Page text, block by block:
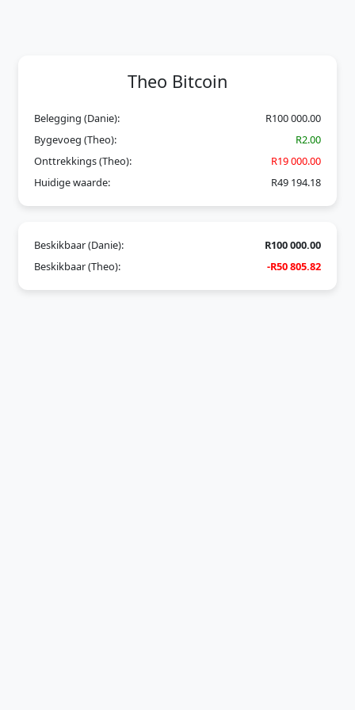
Theo Bitcoin
Belegging (Danie):
R100 000.00
Bygevoeg (Theo):
R2.00
Onttrekkings (Theo):
R19 000.00
Huidige waarde:
R49 194.18
Beskikbaar (Danie):
R100 000.00
Beskikbaar (Theo):
-R50 805.82